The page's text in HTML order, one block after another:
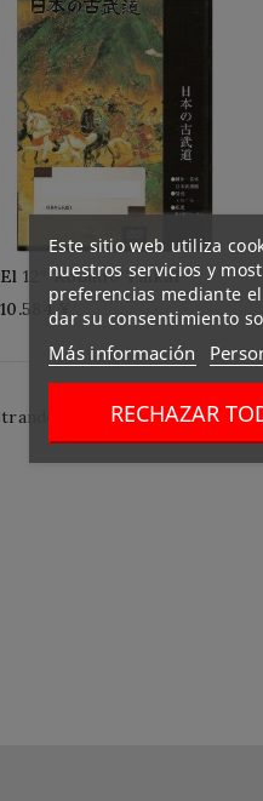
El 12º Kobudo Taikai
10.584 ¥
1-6 de 6 artículo(s)
Este sitio web utiliza
nuestros servicios y
preferencias mediante
dar su consentimiento
Más información
RECHAZAR